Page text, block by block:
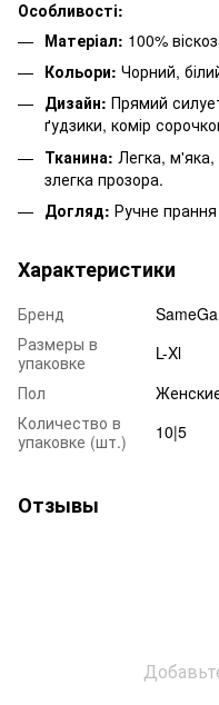
Особливості:
Матеріал: 100%
Кольори: Чорний,
Дизайн: Прямий
ґудзики, комір
Тканина: Легка,
злегка прозора.
Догляд: Ручне
Характеристики
Бренд
Размеры в
упаковке
L-Xl
Пол
Количество в
упаковке (шт.)
10|5
Отзывы